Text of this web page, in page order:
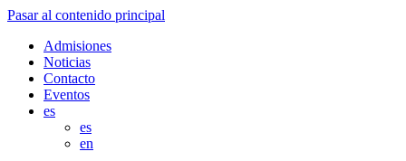
Pasar al contenido principal
Admisiones
Noticias
Contacto
Eventos
es
es
en